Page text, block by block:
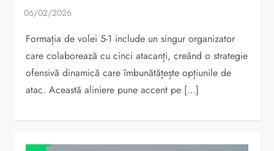
Formația de volei 5-1 include un singur organizator
care colaborează cu cinci atacanți, creând o strategie
ofensivă dinamică care îmbunătățește opțiunile de
atac. Această aliniere pune accent pe […]